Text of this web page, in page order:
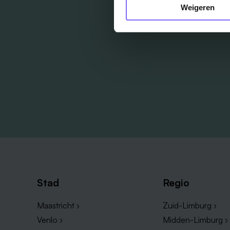
Weigeren
Stad
Maastricht ›
Venlo ›
Regio
Zuid-Limburg ›
Midden-Limburg ›